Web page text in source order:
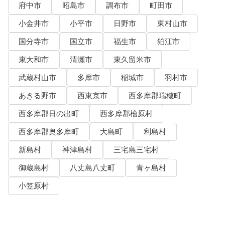
府中市
昭島市 調布市
町田市
小金井市
小平市 日野市
東村山市
国分寺市
国立市 福生市
狛江市
東大和市
清瀬市
東久留米市
武蔵村山市
多摩市 稲城市
羽村市
あきる野市
西東京市
西多摩郡瑞穂町
西多摩郡日の出町
西多摩郡檜原村
西多摩郡奥多摩町
大島町
利島村
新島村
神津島村
三宅島三宅村
御蔵島村
八丈島八丈町
青ヶ島村
小笠原村